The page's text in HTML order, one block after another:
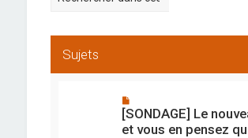
e
h
e
h
v
a
Sujets
[SONDAGE] Le
et vous en pensez